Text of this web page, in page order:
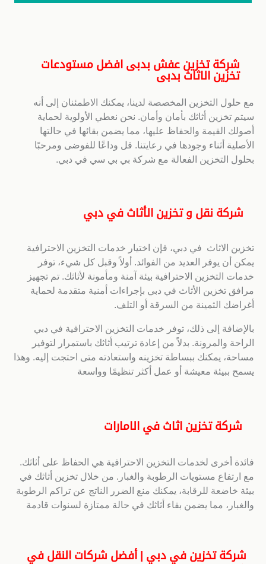
شركة تخزين عفش بدبى افضل مستودعات
تخزين الاثاث بدبى
مع حلول التخزين المخصصة لدينا، يمكنك الاطمئنان إلى أنه
سيتم تخزين أثاثك بأمان وأمان. نحن نعطي الأولوية لحماية
أصولك القيمة والحفاظ عليها، مما يضمن بقائها في حالتها
الأصلية أثناء وجودها في رعايتنا. قل وداعًا للفوضى ومرحبًا
بحلول التخزين الفعالة مع شركة بي بي سي في دبي.
شركة نقل و تخزين الأثاث في دبي
تخزين الاثاث في دبي، فإن اختيار خدمات التخزين الاحترافية
يمكن أن يوفر العديد من الفوائد. أولاً وقبل كل شيء، توفر
خدمات التخزين الاحترافية بيئة آمنة ومأمونة لأثاثك. تم تجهيز
مرافق تخزين الأثاث في دبي بإجراءات أمنية متقدمة لحماية
أغراضك الثمينة من السرقة أو التلف.
بالإضافة إلى ذلك، توفر خدمات التخزين الاحترافية في دبي
الراحة والمرونة. بدلاً من إعادة ترتيب أثاثك باستمرار لتوفير
مساحة، يمكنك ببساطة تخزينه واستعادته متى احتجت إليه. وهذا
يسمح ببيئة معيشة أو عمل أكثر تنظيمًا وواسعة
شركة تخزين اثاث في الامارات
فائدة أخرى لخدمات التخزين الاحترافية هي الحفاظ على أثاثك.
مع ارتفاع مستويات الرطوبة والغبار. من خلال تخزين أثاثك في
بيئة خاضعة للرقابة، يمكنك منع الضرر الناتج عن تراكم الرطوبة
والغبار، مما يضمن بقاء أثاثك في حالة ممتازة لسنوات قادمة
شركة تخزين في دبي | أفضل شركات النقل في